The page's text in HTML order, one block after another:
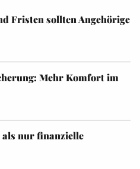
Fristen sollten Angehörige
Mehr Komfort im
nur finanzielle